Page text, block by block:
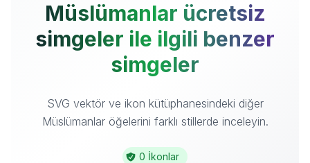
Müslümanlar ücretsiz
simgeler ile ilgili benzer
simgeler
SVG vektör ve ikon kütüphanesindeki diğer
Müslümanlar öğelerini farklı stillerde inceleyin.
0 İkonlar